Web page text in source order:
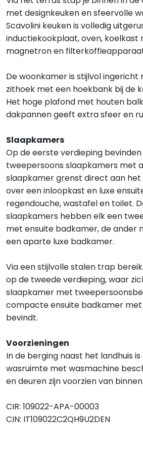
met designkeuken en sfeervolle
Scavolini keuken is volledig
inductiekookplaat, oven, koelkast
magnetron en
De woonkamer is stijlvol ingericht
zithoek met een hoekbank bij de
Het hoge plafond met houten
dakpannen geeft extra sfeer en
Slaapkamers
Op de eerste verdieping
tweepersoons slaapkamers met
slaapkamer grenst direct aan
over een inloopkast en luxe
regendouche, wastafel en toilet.
slaapkamers hebben elk een
met ensuite badkamer, de ander
een aparte luxe badkamer.
Via een stijlvolle stalen trap
op de tweede verdieping, waar
slaapkamer met
compacte ensuite badkamer
bevindt.
Voorzieningen
In de berging naast het landhuis
wasruimte met wasmachine
en deuren zijn voorzien van
CIR: 109022-APA-00003
CIN: IT109022C2QH9U2DEN